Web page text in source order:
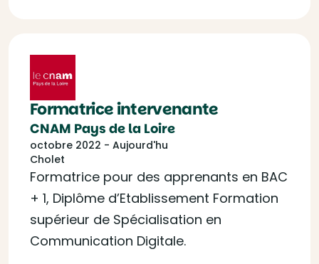
Formatrice intervenante
CNAM Pays de la Loire
octobre 2022 - Aujourd'hu
Cholet
Formatrice pour des apprenants en BAC
+ 1, Diplôme d’Etablissement Formation
supérieur de Spécialisation en
Communication Digitale.